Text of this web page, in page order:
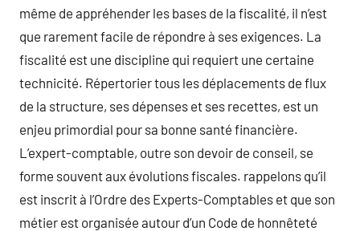
même de appréhender les bases de la fiscalité, il n’est
que rarement facile de répondre à ses exigences. La
fiscalité est une discipline qui requiert une certaine
technicité. Répertorier tous les déplacements de flux
de la structure, ses dépenses et ses recettes, est un
enjeu primordial pour sa bonne santé financière.
L’expert-comptable, outre son devoir de conseil, se
forme souvent aux évolutions fiscales. rappelons qu’il
est inscrit à l’Ordre des Experts-Comptables et que son
métier est organisée autour d’un Code de honnêteté